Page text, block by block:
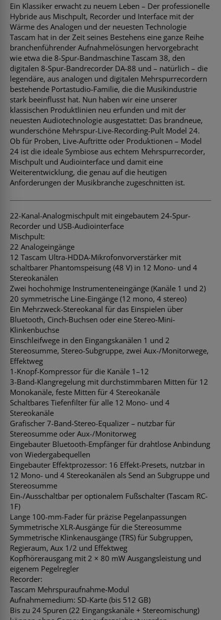
Ein Klassiker erwacht zu neuem Leben – Der professionelle
Hybride aus Mischpult, Recorder und Interface mit der
Wärme des Analogen und der neuesten Technologie
Tascam hat in der Zeit seines Bestehens eine ganze Reihe
branchenführender Aufnahmelösungen hervorgebracht
wie etwa die 8-Spur-Bandmaschine Tascam 38, den
digitalen 8-Spur-Bandrecorder DA-88 und – natürlich – die
legendäre, aus analogen und digitalen Mehrspurrecordern
bestehende Portastudio-Familie, die die Musikindustrie
stark beeinflusst hat. Nun haben wir eine unserer
klassischen Produktlinien neu erfunden und mit der
neuesten Audiotechnologie ausgestattet: Das brandneue,
wunderschöne Mehrspur-Live-Recording-Pult Model 24.
Ob für Proben, Live-Auftritte oder Produktionen – Model
24 ist die ideale Symbiose aus echtem Mehrspurrecorder,
Mischpult und Audiointerface und damit eine
Weiterentwicklung, die genau auf die heutigen
Anforderungen der Musikbranche zugeschnitten ist.
22-Kanal-Analogmischpult mit eingebautem 24-Spur-
Recorder und USB-Audiointerface
Mischpult:
22 Analogeingänge
12 Tascam Ultra-HDDA-Mikrofonvorverstärker mit
schaltbarer Phantomspeisung (48 V) in 12 Mono- und 4
Stereokanälen
Zwei hochohmige Instrumenteneingänge (Kanäle 1 und 2)
20 symmetrische Line-Eingänge (12 mono, 4 stereo)
Ein Mehrzweck-Stereokanal für das Einspielen über
Bluetooth, Cinch-Buchsen oder eine Stereo-Mini-
Klinkenbuchse
Einschleifwege in den Eingangskanälen 1 und 2
Stereosumme, Stereo-Subgruppe, zwei Aux-/Monitorwege,
Effektweg
1-Knopf-Kompressor für die Kanäle 1–12
3-Band-Klangregelung mit durchstimmbaren Mitten für 12
Monokanäle, feste Mitten für 4 Stereokanäle
Schaltbares Tiefenfilter für alle 12 Mono- und 4
Stereokanäle
Grafischer 7-Band-Stereo-Equalizer – nutzbar für
Stereosumme oder Aux-/Monitorweg
Eingebauter Bluetooth-Empfänger für drahtlose Anbindung
von Wiedergabequellen
Eingebauter Effektprozessor: 16 Effekt-Presets, nutzbar in
12 Mono- und 4 Stereokanälen als Send an Subgruppe und
Stereosumme
Ein-/Ausschaltbar per optionalem Fußschalter (Tascam RC-
1F)
Lange 100-mm-Fader für präzise Pegelanpassungen
Symmetrische XLR-Ausgänge für die Stereosumme
Symmetrische Klinkenausgänge (TRS) für Subgruppen,
Regieraum, Aux 1/2 und Effektweg
Kopfhörerausgang mit 2 × 80 mW Ausgangsleistung und
eigenem Pegelregler
Recorder:
Tascam Mehrspuraufnahme-Modul
Aufnahmemedium: SD-Karte (bis 512 GB)
Bis zu 24 Spuren (22 Eingangskanäle + Stereomischung)